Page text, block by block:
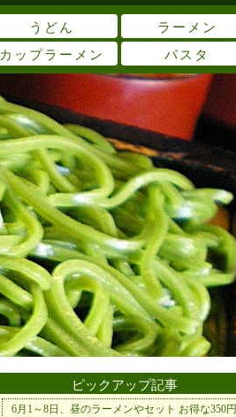
うどん
ラーメン
カップラーメン パスタ
ピックアップ記事
6月1～8日、昼のラーメンやセット お得な350円